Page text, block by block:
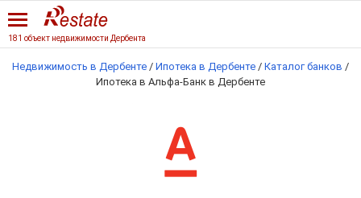
181 объект недвижимости Дербента
Недвижимость в Дербенте / Ипотека в Дербенте / Каталог банков /
Ипотека в Альфа-Банк в Дербенте